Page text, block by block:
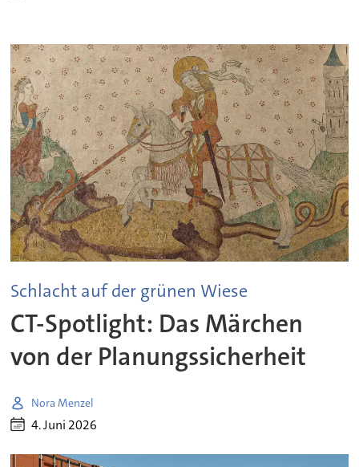
Schlacht auf der grünen Wiese
CT-Spotlight: Das Märchen
von der Planungssicherheit
Nora Menzel
4. Juni 2026